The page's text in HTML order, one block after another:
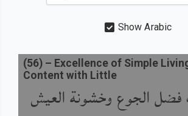
Show Arabic
فضل الجوع وخشونة العيش
(56) – Excellence of Simple
Content with Little